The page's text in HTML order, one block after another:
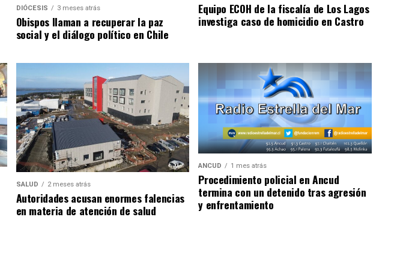
DIÓCESIS 3 meses atrás
Obispos llaman a recuperar la paz
social y el diálogo político en Chile
Equipo ECOH de la fiscalía de Los Lagos
investiga caso de homicidio en Castro
SALUD 2 meses atrás
Autoridades acusan enormes falencias
en materia de atención de salud
ANCUD 1 mes atrás
Procedimiento policial en Ancud
termina con un detenido tras agresión
y enfrentamiento